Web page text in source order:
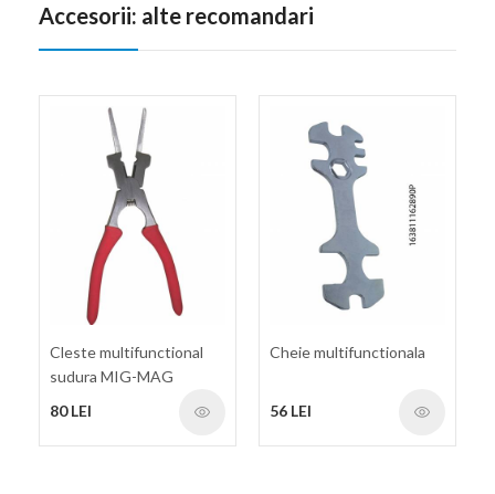
Accesorii: alte recomandari
Cleste multifunctional
sudura MIG-MAG
80 LEI
Cheie multifunctionala
56 LEI